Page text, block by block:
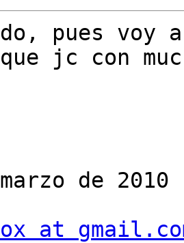
pues
jc con
de
at